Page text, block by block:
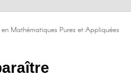
Mathématiques Pures et Appliquées